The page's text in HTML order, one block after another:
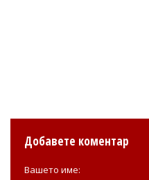
Добавете коментар
Вашето име: